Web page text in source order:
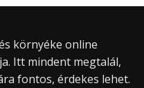
környéke online
Itt mindent megtalál,
fontos, érdekes lehet.